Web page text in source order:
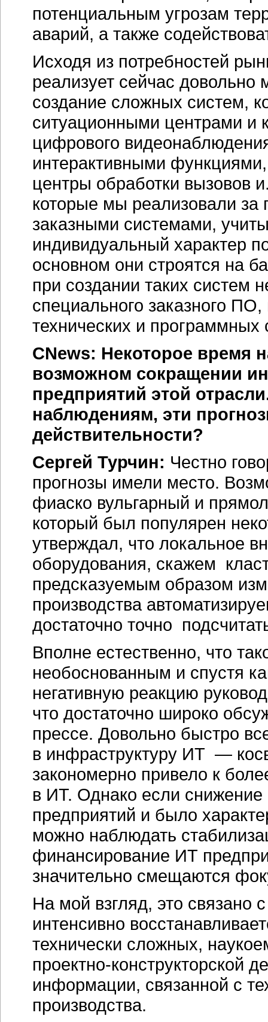
потенциальным угрозам
аварий, а также
Исходя из потребностей
реализует сейчас довольно
создание сложных систем,
ситуационными центрами и
цифрового
интерактивными
центры обработки вызовов
которые мы реализовали
заказными системами,
индивидуальный характер
основном они строятся на
при создании таких систем
специального заказного
технических и программных
CNews: Некоторое время
возможном сокращении
предприятий этой
наблюдениям, эти
действительности?
Сергей Турчин: Честно
прогнозы имели место.
фиаско вульгарный и
который был популярен
утверждал, что локальное
оборудования, скажем
предсказуемым образом
производства
достаточно точно
Вполне естественно, что
необоснованным и спустя
негативную реакцию
что достаточно широко
прессе. Довольно быстро
в инфраструктуру ИТ —
закономерно привело к
в ИТ. Однако если снижение
предприятий и было
можно наблюдать
финансирование ИТ
значительно смещаются
На мой взгляд, это связано
интенсивно
технически сложных,
проектно-конструкторской
информации, связанной с
производства.